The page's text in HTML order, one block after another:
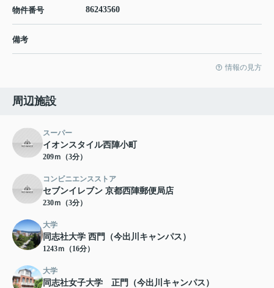
物件番号 86243560
備考
情報の見方
周辺施設
スーパー
イオンスタイル西陣小町
209ｍ（3分）
コンビニエンスストア
セブンイレブン 京都西陣郵便局店
230ｍ（3分）
大学
同志社大学 西門（今出川キャンパス）
1243ｍ（16分）
大学
同志社女子大学 正門（今出川キャンパス）